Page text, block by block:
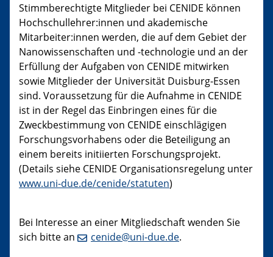
Stimmberechtigte Mitglieder bei CENIDE können
Hochschullehrer:innen und akademische
Mitarbeiter:innen werden, die auf dem Gebiet der
Nanowissenschaften und -technologie und an der
Erfüllung der Aufgaben von CENIDE mitwirken
sowie Mitglieder der Universität Duisburg-Essen
sind. Voraussetzung für die Aufnahme in CENIDE
ist in der Regel das Einbringen eines für die
Zweckbestimmung von CENIDE einschlägigen
Forschungsvorhabens oder die Beteiligung an
einem bereits initiierten Forschungsprojekt.
(Details siehe CENIDE Organisationsregelung unter
www.uni-due.de/cenide/statuten)
Bei Interesse an einer Mitgliedschaft wenden Sie
sich bitte an
cenide@uni-due.de.